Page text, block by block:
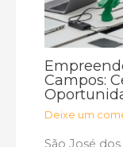
Campos:
Deixe um
São José